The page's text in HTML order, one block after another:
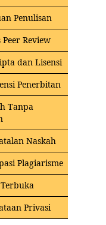
Penulisan
Peer Review
dan Lisensi
Penerbitan
Tanpa
Naskah
Plagiarisme
Privasi